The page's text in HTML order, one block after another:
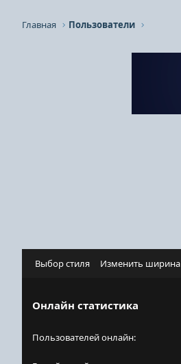
Главная Пользователи
Выбор стиля Изменить ширина
Онлайн статистика
Пользователей онлайн